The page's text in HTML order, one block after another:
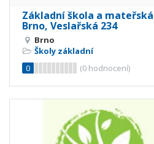
Základní škola a
Brno, Veslařská 234
Brno
Školy základní
0
(0 hodnocení)